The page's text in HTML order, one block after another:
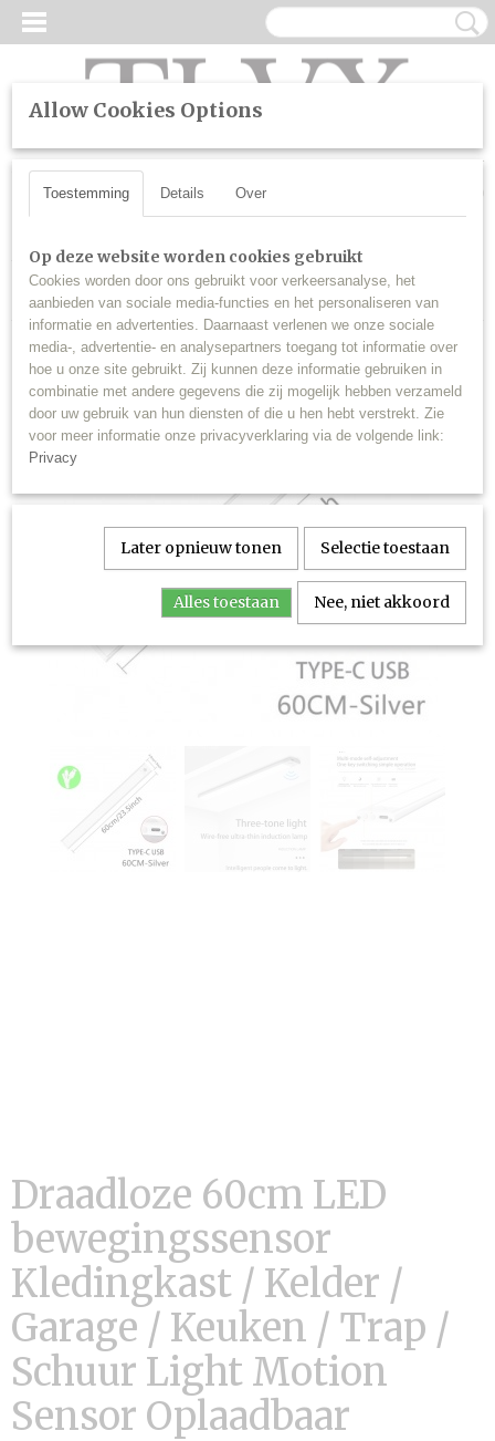
Inloggen Registreren
UW WINKELWAGEN
Home >LED>Draadloze sensorlampen>Draadloze 60cm LED
bewegingssensor Kledingkast / Kelder / Garage / Keuken / Trap /
Schuur Light Motion Sensor Oplaadbaar
Draadloze 60cm LED
bewegingssensor
Kledingkast / Kelder /
Garage / Keuken / Trap /
Schuur Light Motion
Sensor Oplaadbaar
Allow Cookies Options
Toestemming Details Over
Op deze website worden cookies gebruikt
Cookies worden door ons gebruikt voor verkeersanalyse, het
aanbieden van sociale media-functies en het personaliseren van
informatie en advertenties. Daarnaast verlenen we onze sociale
media-, advertentie- en analysepartners toegang tot informatie over
hoe u onze site gebruikt. Zij kunnen deze informatie gebruiken in
combinatie met andere gegevens die zij mogelijk hebben verzameld
door uw gebruik van hun diensten of die u hen hebt verstrekt. Zie
voor meer informatie onze privacyverklaring via de volgende link:
Privacy
Later opnieuw tonen Selectie toestaan
Alles toestaan Nee, niet akkoord